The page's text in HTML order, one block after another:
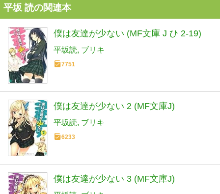
平坂 読の関連本
僕は友達が少ない (MF文庫 J ひ 2-19)
平坂読 ブリキ
7751
僕は友達が少ない 2 (MF文庫J)
平坂読 ブリキ
6233
僕は友達が少ない 3 (MF文庫J)